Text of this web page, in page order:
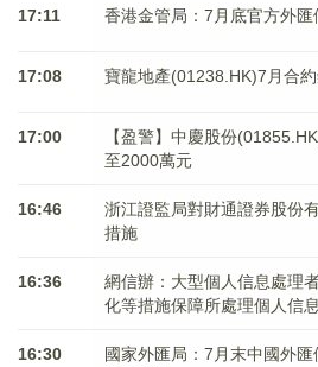
17:11 香港金管局：7月底官方外
17:08 寶龍地產(01238.HK)7月合
17:00
【盈警】中慶股份
至2000萬元
16:46
浙江證監局對財通證券股份
措施
16:36
網信辦：大型個人信息處理
化等措施保障所處理個人信
16:30
國家外匯局：7月末中國外